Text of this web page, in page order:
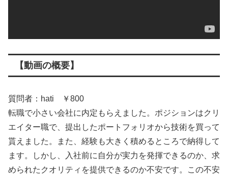
【動画の概要】
質問者：hati ￥800
転職で小さい会社に内定もらえました。ポジションはクリ
エイター職で、提出したポートフォリオから技術を買って
貰えました。また、経験も大きく積めるところで納得して
ます。しかし、入社前に自分が実力を発揮できるのか、求
められたクオリティを提供できるのか不安です。この不安